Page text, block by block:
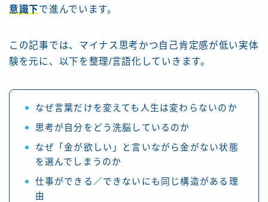
意識下で進んでいます。
この記事では、マイナス思考かつ自己肯定感が低い実体
験を元に、以下を整理/言語化していきます。
なぜ言葉だけを変えても人生は変わらないのか
思考が自分をどう洗脳しているのか
なぜ「金が欲しい」と言いながら金がない状態
を選んでしまうのか
仕事ができる／できないにも同じ構造がある理
由